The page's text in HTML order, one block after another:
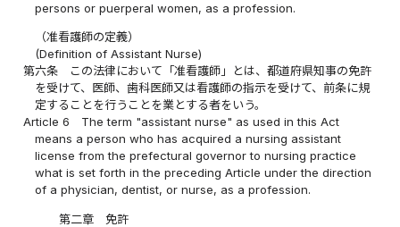
persons or puerperal women, as a profession.
（准看護師の定義）
(Definition of Assistant Nurse)
第六条
この法律において「准看護師」とは、都道府県知事の免許
を受けて、医師、歯科医師又は看護師の指示を受けて、前条に規
定することを行うことを業とする者をいう。
Article 6
The term "assistant nurse" as used in this Act
means a person who has acquired a nursing assistant
license from the prefectural governor to nursing practice
what is set forth in the preceding Article under the direction
of a physician, dentist, or nurse, as a profession.
第二章 免許